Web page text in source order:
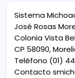
Sistema
José Rosas
Colonia Vista
CP 58090,
Teléfono (01)
Contacto